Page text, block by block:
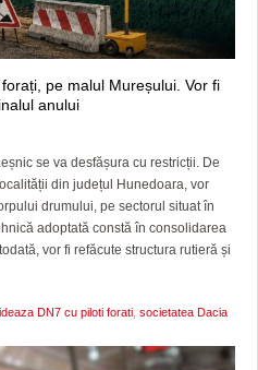
pe malul Mureșului. Vor fi
anului
se va desfășura cu restricții. De
din județul Hunedoara, vor
drumului, pe sectorul situat în
adoptată constă în consolidarea
vor fi refăcute structura rutieră și
DN7 cu piloti forati societatea Dacia